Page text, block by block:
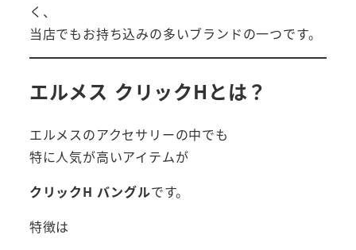
く、
当店でもお持ち込みの多いブランドの一つです。
エルメス クリックHとは？
エルメスのアクセサリーの中でも
特に人気が高いアイテムが
クリックH バングルです。
特徴は